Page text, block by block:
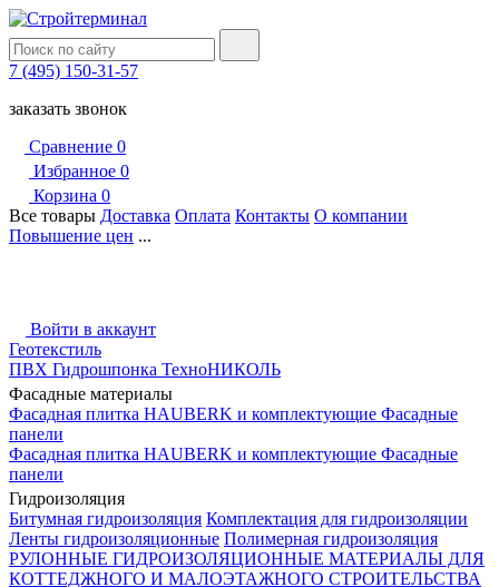
7 (495) 150-31-57
заказать звонок
Сравнение 0
Избранное 0
Корзина 0
Все товары Доставка Оплата Контакты О компании
Повышение цен ...
Войти в аккаунт
Геотекстиль
ПВХ Гидрошпонка ТехноНИКОЛЬ
Фасадные материалы
Фасадная плитка HAUBERK и комплектующие Фасадные
панели
Фасадная плитка HAUBERK и комплектующие Фасадные
панели
Гидроизоляция
Битумная гидроизоляция Комплектация для гидроизоляции
Ленты гидроизоляционные Полимерная гидроизоляция
РУЛОННЫЕ ГИДРОИЗОЛЯЦИОННЫЕ МАТЕРИАЛЫ ДЛЯ
КОТТЕДЖНОГО И МАЛОЭТАЖНОГО СТРОИТЕЛЬСТВА